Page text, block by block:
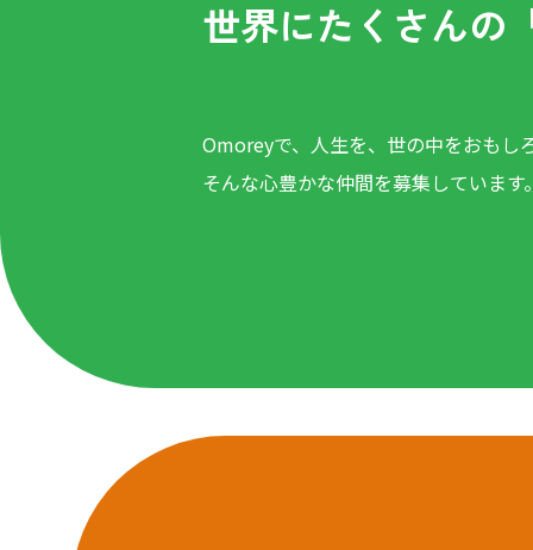
世界にたくさんの
Omoreyで、人生を、世の中をおもし
そんな心豊かな仲間を募集しています